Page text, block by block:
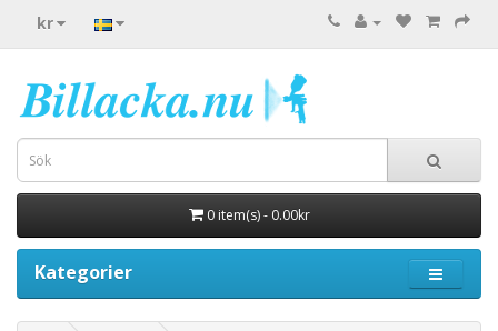
kr
0 item(s) - 0.00kr
Kategorier